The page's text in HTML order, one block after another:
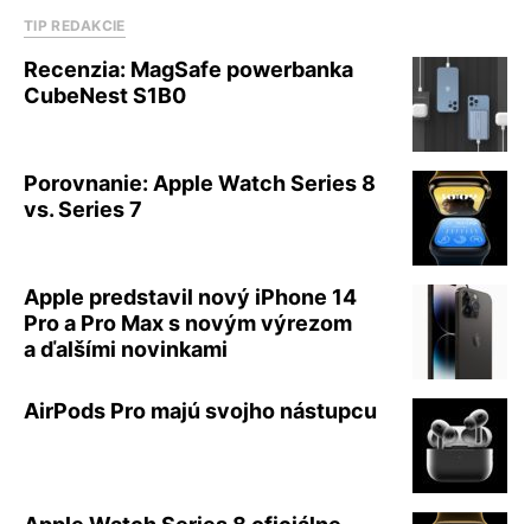
TIP REDAKCIE
Recenzia: MagSafe powerbanka
CubeNest S1B0
Porovnanie: Apple Watch Series 8
vs. Series 7
Apple predstavil nový iPhone 14
Pro a Pro Max s novým výrezom
a ďalšími novinkami
AirPods Pro majú svojho nástupcu